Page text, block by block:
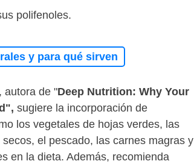
polifenoles.
y para qué sirven
, autora de "Deep Nutrition: Why Your
sugiere la incorporación de
los vegetales de hojas verdes, las
el pescado, las carnes magras y
en la dieta. Además, recomienda